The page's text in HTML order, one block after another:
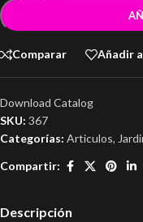
Comparar Añadir
Download Catalog
SKU: 367
Categorías: Articulos,
Compartir:
Descripción